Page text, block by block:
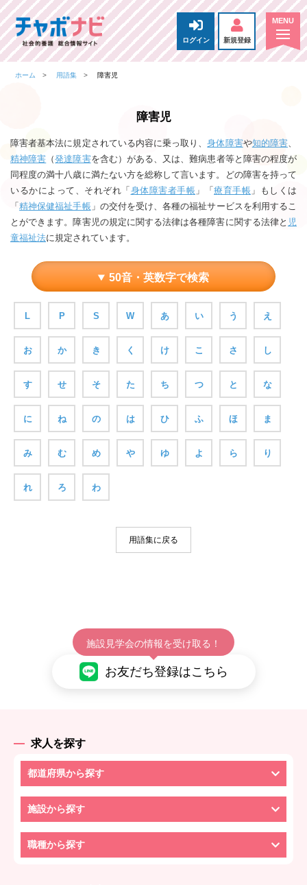
ログイン 新規登録
ホーム 用語集 障害児
障害児
障害者基本法に規定されている内容に乗っ取り、身体障害や知的障害、
精神障害 （発達障害を含む）がある、又は、難病患者等と障害の程度が
同程度の満十八歳に満たない方を総称して言います。どの障害を持って
いるかによって、それぞれ「 身体障害者手帳 」「 療育手帳 」もしくは
「精神保健福祉手帳 」の交付を受け、各種の福祉サービスを利用するこ
とができます。障害児の規定に関する法律は各種障害に関する法律と 児
童福祉法に規定されています。
50音・英数字で検索
L P S W あ い う え
お か き く け こ さ し
す せ そ た ち つ と な
に ね の は ひ ふ ほ ま
み む め や ゆ よ ら り
れ ろ わ
用語集に戻る
施設見学会の情報を受け取る！
お友だち登録はこちら
求人を探す
都道府県から探す
施設から探す
職種から探す